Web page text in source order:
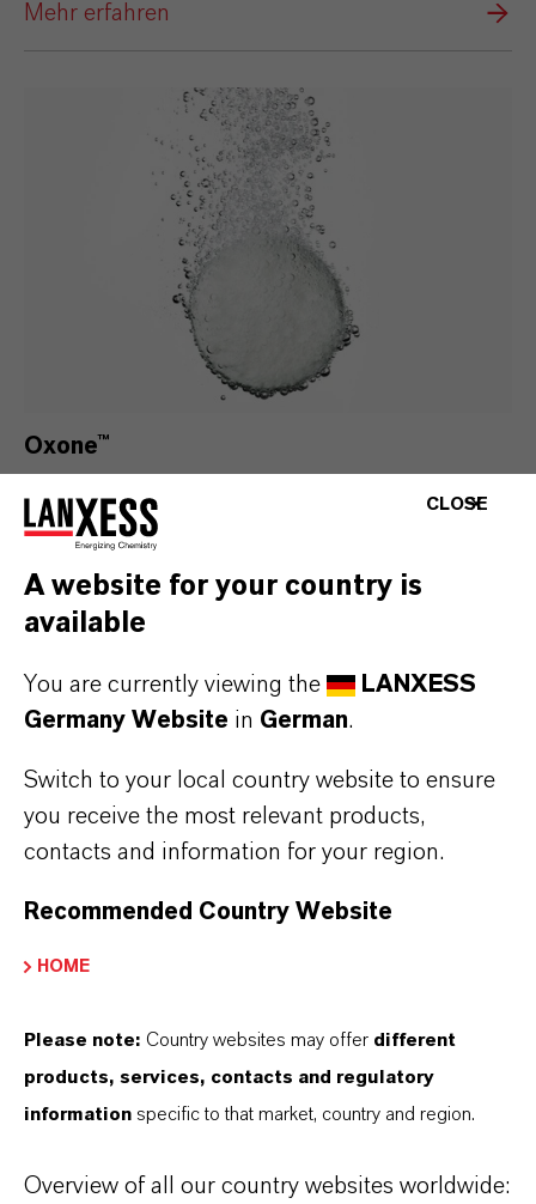
Mehr erfahren
Oxone™
Prothesenreinigern für gründliche Entfernung
unterstützt sichere, hygienische Dentalpflege.
Mehr erfahren
Preventol®
Wirkstoffe für medizinische Hygiene,
CLOSE
A website for your country is
available
You are currently viewing the
LANXESS
Germany Website in German.
Switch to your local country website to ensure
you receive the most relevant products,
contacts and information for your region.
Recommended Country Website
HOME
Please note: Country websites may offer different
products, services, contacts and regulatory
information specific to that market, country and region.
Overview of all our country websites worldwide: